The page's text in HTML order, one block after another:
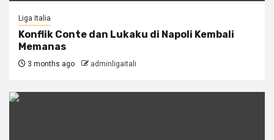
Liga Italia
Konflik Conte dan Lukaku di Napoli Kembali
Memanas
3 months ago adminligaitali